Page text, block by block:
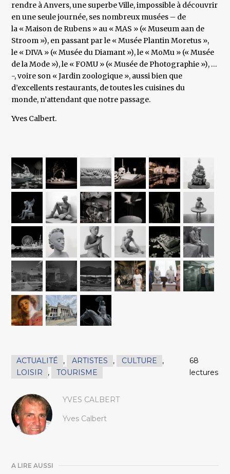
rendre à Anvers, une superbe Ville, impossible à découvrir
en une seule journée, ses nombreux musées – de
la « Maison de Rubens » au « MAS » (« Museum aan de
Stroom »), en passant par le « Musée Plantin Moretus »,
le « DIVA » (« Musée du Diamant »), le « MoMu » (« Musée
de la Mode »), le « FOMU » (« Musée de Photographie »), …
-, voire son « Jardin zoologique », aussi bien que
d’excellents restaurants, de toutes les cuisines du
monde, n’attendant que notre passage.
Yves Calbert.
ACTUALITÉ , ARTISTES , CULTURE
,
LOISIR
, TOURISME
68
lectures
YVES CALBERT
Yves Calbert
A LIRE AUSSI